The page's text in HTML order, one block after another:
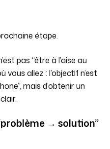
étape.
pas “être à l’aise au
vous allez : l’objectif n’est
mais d’obtenir un
→ solution”